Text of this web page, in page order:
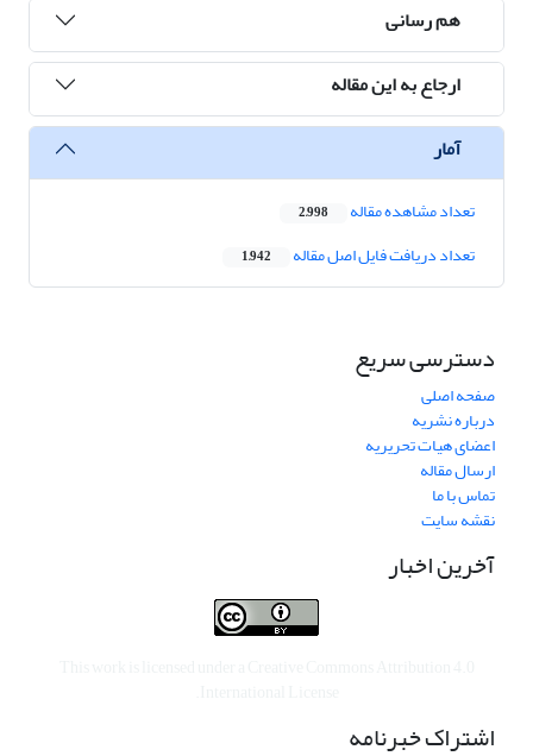
هم رسانی
ارجاع به این مقاله
آمار
تعداد مشاهده مقاله 2,998
تعداد دریافت فایل اصل مقاله 1,942
دسترسی سریع
صفحه اصلی
درباره نشریه
اعضای هیات تحریریه
ارسال مقاله
تماس با ما
نقشه سایت
آخرین اخبار
اشتراک خبرنامه